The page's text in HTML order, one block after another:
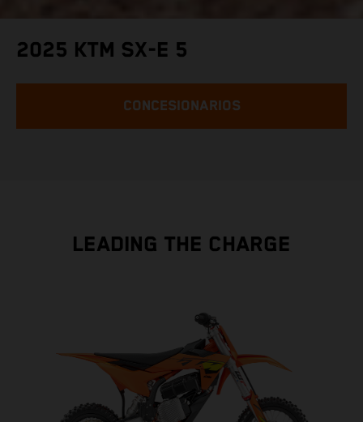
2025 KTM SX-E 5
CONCESIONARIOS
LEADING THE CHARGE